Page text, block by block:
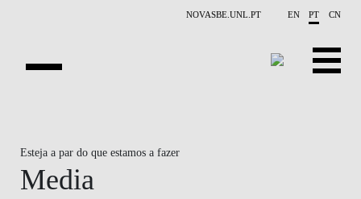
NOVASBE.UNL.PT EN PT CN
EVENTOS
CONTACTOS
Esteja a par do que estamos a fazer
Media